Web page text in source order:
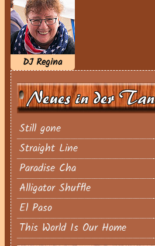
DJ Regina
Neues in der
Still gone
Straight Line
Paradise Cha
Alligator Shuffle
El Paso
This World Is Our Home